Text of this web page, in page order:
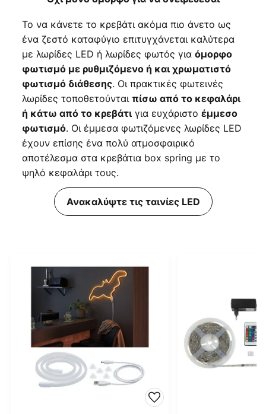
Το να κάνετε το κρεβάτι ακόμα πιο άνετο ως
ένα ζεστό καταφύγιο επιτυγχάνεται καλύτερα
με λωρίδες LED ή λωρίδες φωτός για όμορφο
φωτισμό με ρυθμιζόμενο ή και χρωματιστό
φωτισμό διάθεσης. Οι πρακτικές φωτεινές
λωρίδες τοποθετούνται πίσω από το κεφαλάρι
ή κάτω από το κρεβάτιγια ευχάριστο έμμεσο
φωτισμό. Οι έμμεσα φωτιζόμενες λωρίδες LED
έχουν επίσης ένα πολύ ατμοσφαιρικό
αποτέλεσμα στα κρεβάτια box spring με το
ψηλό κεφαλάρι τους.
Ανακαλύψτε τις ταινίες LED